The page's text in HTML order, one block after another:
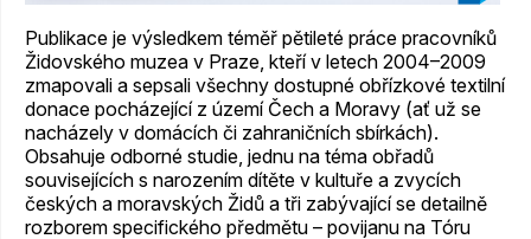
Publikace je výsledkem téměř pětileté práce pracovníků
Židovského muzea v Praze, kteří v letech 2004–2009
zmapovali a sepsali všechny dostupné obřízkové textilní
donace pocházející z území Čech a Moravy (ať už se
nacházely v domácích či zahraničních sbírkách).
Obsahuje odborné studie, jednu na téma obřadů
souvisejících s narozením dítěte v kultuře a zvycích
českých a moravských Židů a tři zabývající se detailně
rozborem specifického předmětu – povijanu na Tóru